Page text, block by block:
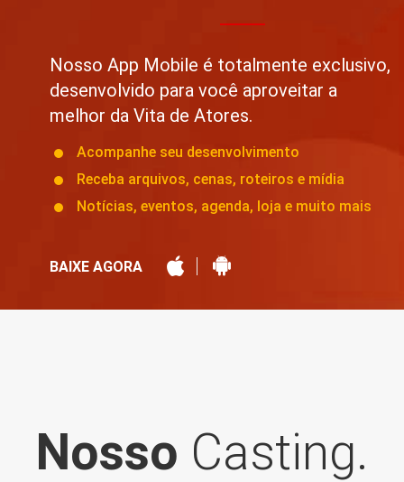
Nosso App Mobile é totalmente exclusivo,
desenvolvido para você aproveitar a
melhor da Vita de Atores.
Acompanhe seu desenvolvimento
Receba arquivos, cenas, roteiros e mídia
Notícias, eventos, agenda, loja e muito mais
BAIXE AGORA
Nosso Casting.